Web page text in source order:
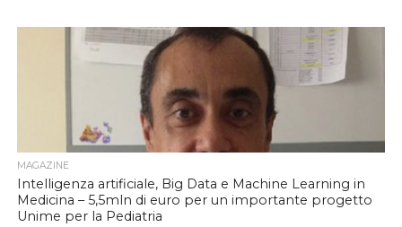
MAGAZINE
Intelligenza artificiale, Big Data e Machine Learning in
Medicina – 5,5mln di euro per un importante progetto
Unime per la Pediatria